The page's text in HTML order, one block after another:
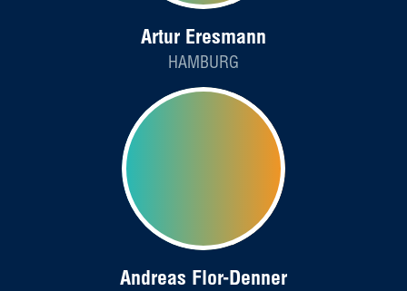
Artur Eresmann
HAMBURG
Andreas Flor-Denner